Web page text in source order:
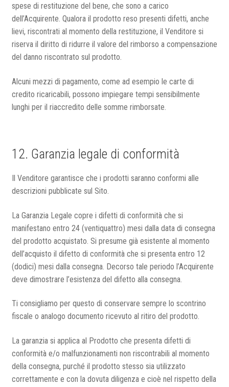
spese di restituzione del bene, che sono a carico
dell’Acquirente. Qualora il prodotto reso presenti difetti, anche
lievi, riscontrati al momento della restituzione, il Venditore si
riserva il diritto di ridurre il valore del rimborso a compensazione
del danno riscontrato sul prodotto.
Alcuni mezzi di pagamento, come ad esempio le carte di
credito ricaricabili, possono impiegare tempi sensibilmente
lunghi per il riaccredito delle somme rimborsate.
12. Garanzia legale di conformità
Il Venditore garantisce che i prodotti saranno conformi alle
descrizioni pubblicate sul Sito.
La Garanzia Legale copre i difetti di conformità che si
manifestano entro 24 (ventiquattro) mesi dalla data di consegna
del prodotto acquistato. Si presume già esistente al momento
dell’acquisto il difetto di conformità che si presenta entro 12
(dodici) mesi dalla consegna. Decorso tale periodo l’Acquirente
deve dimostrare l’esistenza del difetto alla consegna.
Ti consigliamo per questo di conservare sempre lo scontrino
fiscale o analogo documento ricevuto al ritiro del prodotto.
La garanzia si applica al Prodotto che presenta difetti di
conformità e/o malfunzionamenti non riscontrabili al momento
della consegna, purché il prodotto stesso sia utilizzato
correttamente e con la dovuta diligenza e cioè nel rispetto della